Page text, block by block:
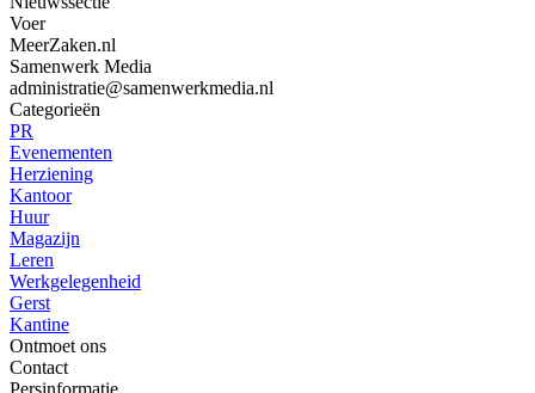
Voer
MeerZaken.nl
Samenwerk Media
administratie@samenwerkmedia.nl
Categorieën
PR
Evenementen
Herziening
Kantoor
Huur
Magazijn
Leren
Werkgelegenheid
Gerst
Kantine
Ontmoet ons
Contact
Persinformatie